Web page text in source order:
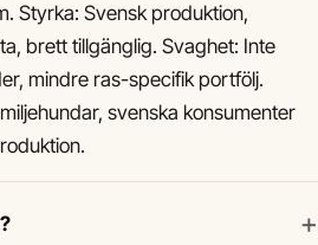
Styrka: Svensk produktion,
brett tillgänglig. Svaghet: Inte
mindre ras-specifik portfölj.
svenska konsumenter
+